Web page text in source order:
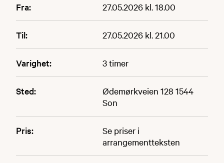
Fra: 27.05.2026 kl. 18.00
Til: 27.05.2026 kl. 21.00
Varighet: 3 timer
Sted:
Ødemørkveien 128 1544
Son
Pris:
Se priser i
arrangementteksten